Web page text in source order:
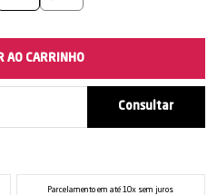
AO CARRINHO
Parcelamento em até 10x sem juros